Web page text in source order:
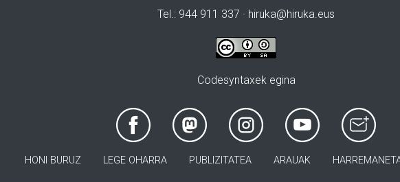
Tel.: 944 911 337 · hiruka@hiruka.eus
Codesyntaxek egina
HONI BURUZ LEGE OHARRA PUBLIZITATEA ARAUAK